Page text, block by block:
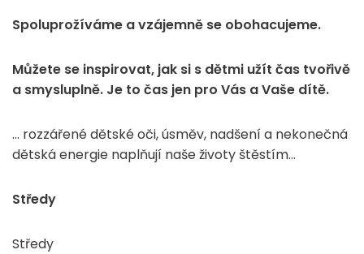
Spoluprožíváme a vzájemně se obohacujeme.
Můžete se inspirovat, jak si s dětmi užít čas tvořivě
a smysluplně. Je to čas jen pro Vás a Vaše dítě.
… rozzářené dětské oči, úsměv, nadšení a nekonečná
dětská energie naplňují naše životy štěstím…
Středy
Středy